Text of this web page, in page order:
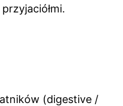
(digestive /